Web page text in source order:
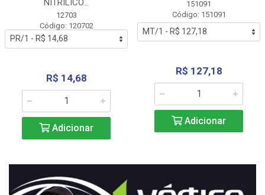
NITRÍLICO...
12703
Código: 120702
R$ 14,68
Adicionar
151091
Código: 151091
R$ 127,18
Adicionar